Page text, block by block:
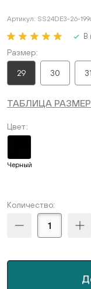
Артикул: SS24DE3-26-
В
Размер
29 30 31
ТАБЛИЦА
Цвет
Черный
Количество: